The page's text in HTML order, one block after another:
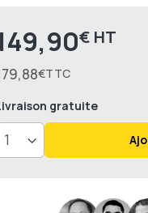
€
€
gratuite